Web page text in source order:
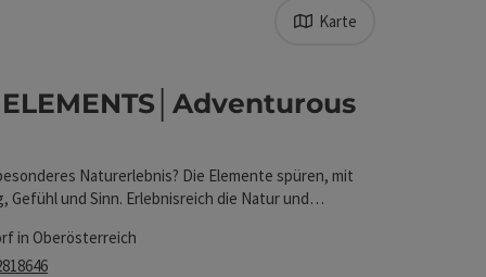
verfeinert werden kann. Die Ergebnisse in
Karte
Naturerlebnis? Die Elemente spüren, mit
Gefühl und Sinn. Erlebnisreich die Natur und
"LEBENSGEFÜHL".
in Oberösterreich